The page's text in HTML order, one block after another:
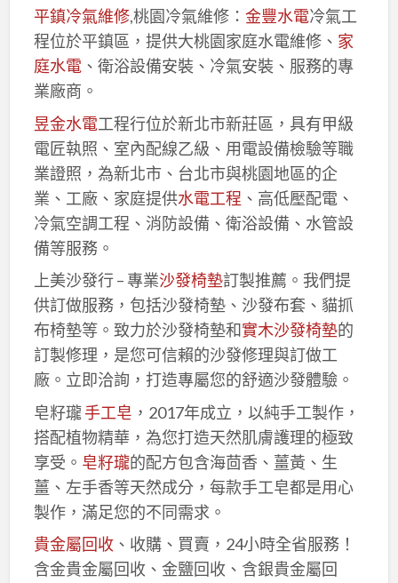
平鎮冷氣維修,桃園冷氣維修： 金豐水電冷氣工
程位於平鎮區，提供大桃園家庭水電維修、 家
庭水電、衛浴設備安裝、冷氣安裝、服務的專
業廠商。
昱金水電工程行位於新北市新莊區，具有甲級
電匠執照、室內配線乙級、用電設備檢驗等職
業證照，為新北市、台北市與桃園地區的企
業、工廠、家庭提供水電工程 、高低壓配電、
冷氣空調工程、消防設備、衛浴設備、水管設
備等服務。
上美沙發行 – 專業沙發椅墊訂製推薦。我們提
供訂做服務，包括沙發椅墊、沙發布套、貓抓
布椅墊等。致力於沙發椅墊和實木沙發椅墊的
訂製修理，是您可信賴的沙發修理與訂做工
廠。立即洽詢，打造專屬您的舒適沙發體驗。
皂籽瓏手工皂 ，2017年成立，以純手工製作，
搭配植物精華，為您打造天然肌膚護理的極致
享受。 皂籽瓏的配方包含海茴香、薑黃、生
薑、左手香等天然成分，每款手工皂都是用心
製作，滿足您的不同需求。
貴金屬回收、收購、買賣，24小時全省服務！
含金貴金屬回收、金鹽回收、含銀貴金屬回